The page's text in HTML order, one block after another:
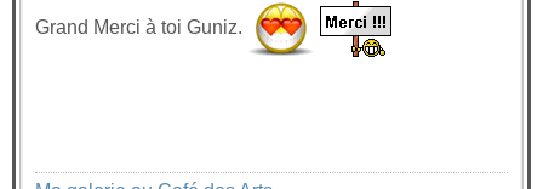
Grand Merci à toi Guniz.